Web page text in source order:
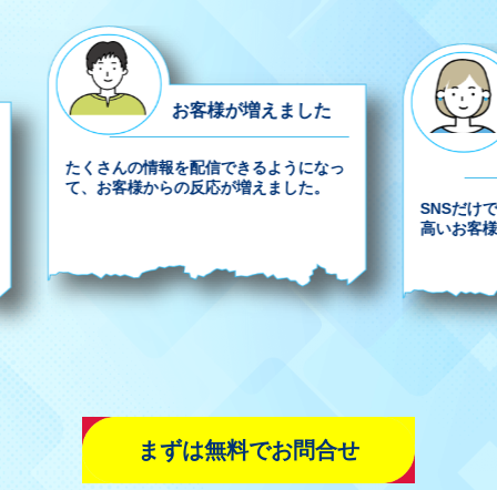
お客様が増えました
くさんの情報を配信できるようになっ
、お客様からの反応が増えました。
限
高いお客様が増え
まずは無料でお問合せ